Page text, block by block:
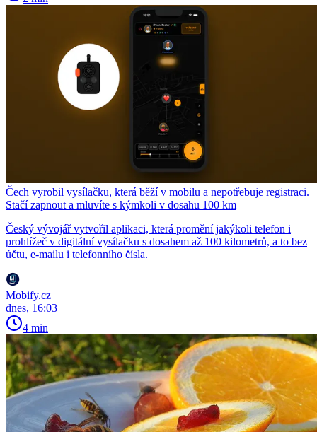
Čech vyrobil vysílačku, která běží v mobilu a nepotřebuje registraci.
Stačí zapnout a mluvíte s kýmkoli v dosahu 100 km
Český vývojář vytvořil aplikaci, která promění jakýkoli telefon i
prohlížeč v digitální vysílačku s dosahem až 100 kilometrů, a to bez
účtu, e-mailu i telefonního čísla.
Mobify.cz
dnes, 16:03
4 min